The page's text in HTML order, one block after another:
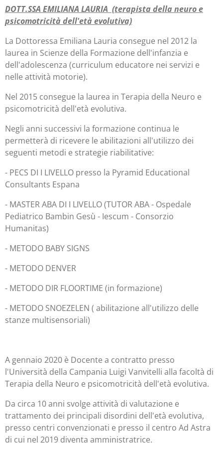
DOTT.SSA EMILIANA LAURIA (terapista della neuro e
psicomotricità dell'età evolutiva)
La Dottoressa Emiliana Lauria consegue nel 2012 la
laurea in Scienze della Formazione dell'infanzia e
dell'adolescenza (curriculum educatore nei servizi e
nelle attività motorie).
Nel 2015 consegue la laurea in Terapia della Neuro e
psicomotricità dell'età evolutiva.
Negli anni successivi la formazione continua le
permetterà di ricevere le abilitazioni all'utilizzo dei
seguenti metodi e strategie riabilitative:
- PECS DI I LIVELLO presso la Pyramid Educational
Consultants Espana
- MASTER ABA DI I LIVELLO (TUTOR ABA - Ospedale
Pediatrico Bambin Gesù - Iescum - Consorzio
Humanitas)
- METODO BABY SIGNS
- METODO DENVER
- METODO DIR FLOORTIME (in formazione)
- METODO SNOEZELEN ( abilitazione all'utilizzo delle
stanze multisensoriali)
A gennaio 2020 è Docente a contratto presso
l'Università della Campania Luigi Vanvitelli alla facoltà di
Terapia della Neuro e psicomotricità dell'età evolutiva.
Da circa 10 anni svolge attività di valutazione e
trattamento dei principali disordini dell'età evolutiva,
presso centri convenzionati e presso il centro Ad Astra
di cui nel 2019 diventa amministratrice.